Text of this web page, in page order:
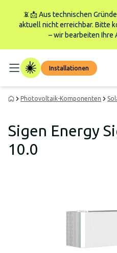
📵📩 Aus technischen
aktuell nicht erreichbar. Bitte
– wir bearbeiten Ihre
Installationen
Photovoltaik-Komponenten
Sigen Energy
10.0